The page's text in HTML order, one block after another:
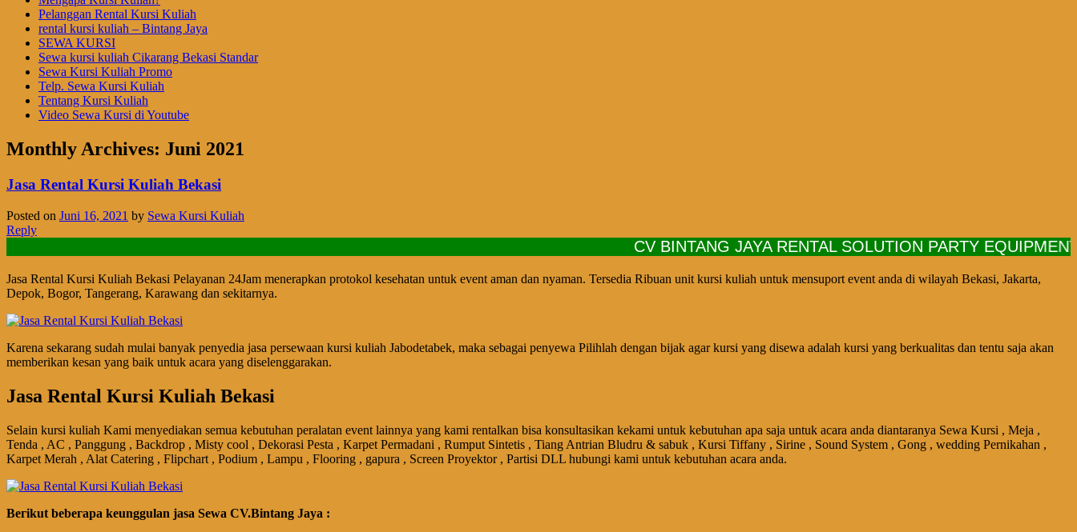
Pelanggan Rental Kursi Kuliah
rental kursi kuliah – Bintang Jaya
SEWA KURSI
Sewa kursi kuliah Cikarang Bekasi Standar
Sewa Kursi Kuliah Promo
Telp. Sewa Kursi Kuliah
Tentang Kursi Kuliah
Video Sewa Kursi di Youtube
Monthly Archives: Juni 2021
Jasa Rental Kursi Kuliah Bekasi
Posted on Juni 16, 2021 by Sewa Kursi Kuliah
Reply
CV BINTANG JAYA RENTAL SOLUTION PARTY EQUIPMENT
Jasa Rental Kursi Kuliah Bekasi Pelayanan 24Jam menerapkan protokol kesehatan untuk event aman dan nyaman. Tersedia Ribuan unit kursi kuliah untuk mensuport event anda di wilayah Bekasi, Jakarta,
Depok, Bogor, Tangerang, Karawang dan sekitarnya.
Karena sekarang sudah mulai banyak penyedia jasa persewaan kursi kuliah Jabodetabek, maka sebagai penyewa Pilihlah dengan bijak agar kursi yang disewa adalah kursi yang berkualitas dan tentu saja akan
memberikan kesan yang baik untuk acara yang diselenggarakan.
Jasa Rental Kursi Kuliah Bekasi
Selain kursi kuliah Kami menyediakan semua kebutuhan peralatan event lainnya yang kami rentalkan bisa konsultasikan kekami untuk kebutuhan apa saja untuk acara anda diantaranya Sewa Kursi , Meja ,
Tenda , AC , Panggung , Backdrop , Misty cool , Dekorasi Pesta , Karpet Permadani , Rumput Sintetis , Tiang Antrian Bludru & sabuk , Kursi Tiffany , Sirine , Sound System , Gong , wedding Pernikahan ,
Karpet Merah , Alat Catering , Flipchart , Podium , Lampu , Flooring , gapura , Screen Proyektor , Partisi DLL hubungi kami untuk kebutuhan acara anda.
Bегіkut bеbегара kеungguӏаn јаѕа Sеwа CV.Bintang Jaya :